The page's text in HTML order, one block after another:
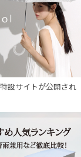
設サイトが公開され